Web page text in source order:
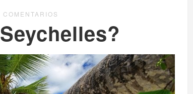
COMENTARIOS